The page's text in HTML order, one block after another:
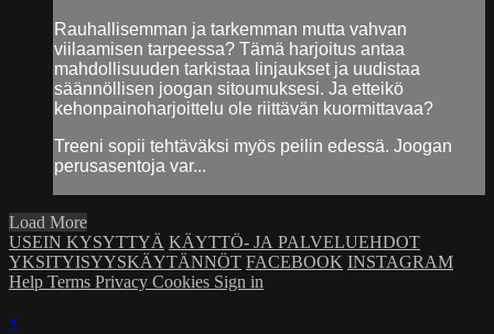
Rauhallisemman ja tarkemman mutta vahvan
viilaamisen tarpeessa? Tämä harjoitus antaa
mahdollisuuden tarkistaa linjaukset ja uudistaa
säännöllisen joogan sitoumuksesi. Ja etteikö
kehonpainoharjoittelu ole riittävän kuormittavaa?
Treeni sopii tehtäväksi myös peilin edessä. Joogan
perusasentoja var...
Load More
USEIN KYSYTTYÄ KÄYTTÖ- JA PALVELUEHDOT
YKSITYISYYSKÄYTÄNNÖT FACEBOOK INSTAGRAM
Help Terms Privacy Cookies Sign in
×